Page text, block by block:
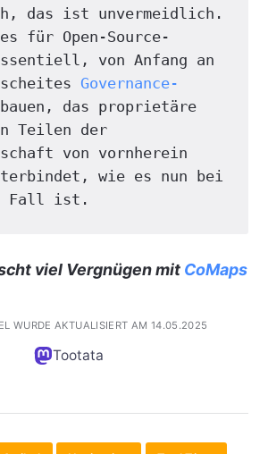
das ist unvermeidlich.
für Open-Source-
von Anfang an
Governance-
das proprietäre
Teilen der
von vornherein
wie es nun bei
Fall ist.
viel Vergnügen mit CoMaps
WURDE AKTUALISIERT AM 14.05.2025
Tootata